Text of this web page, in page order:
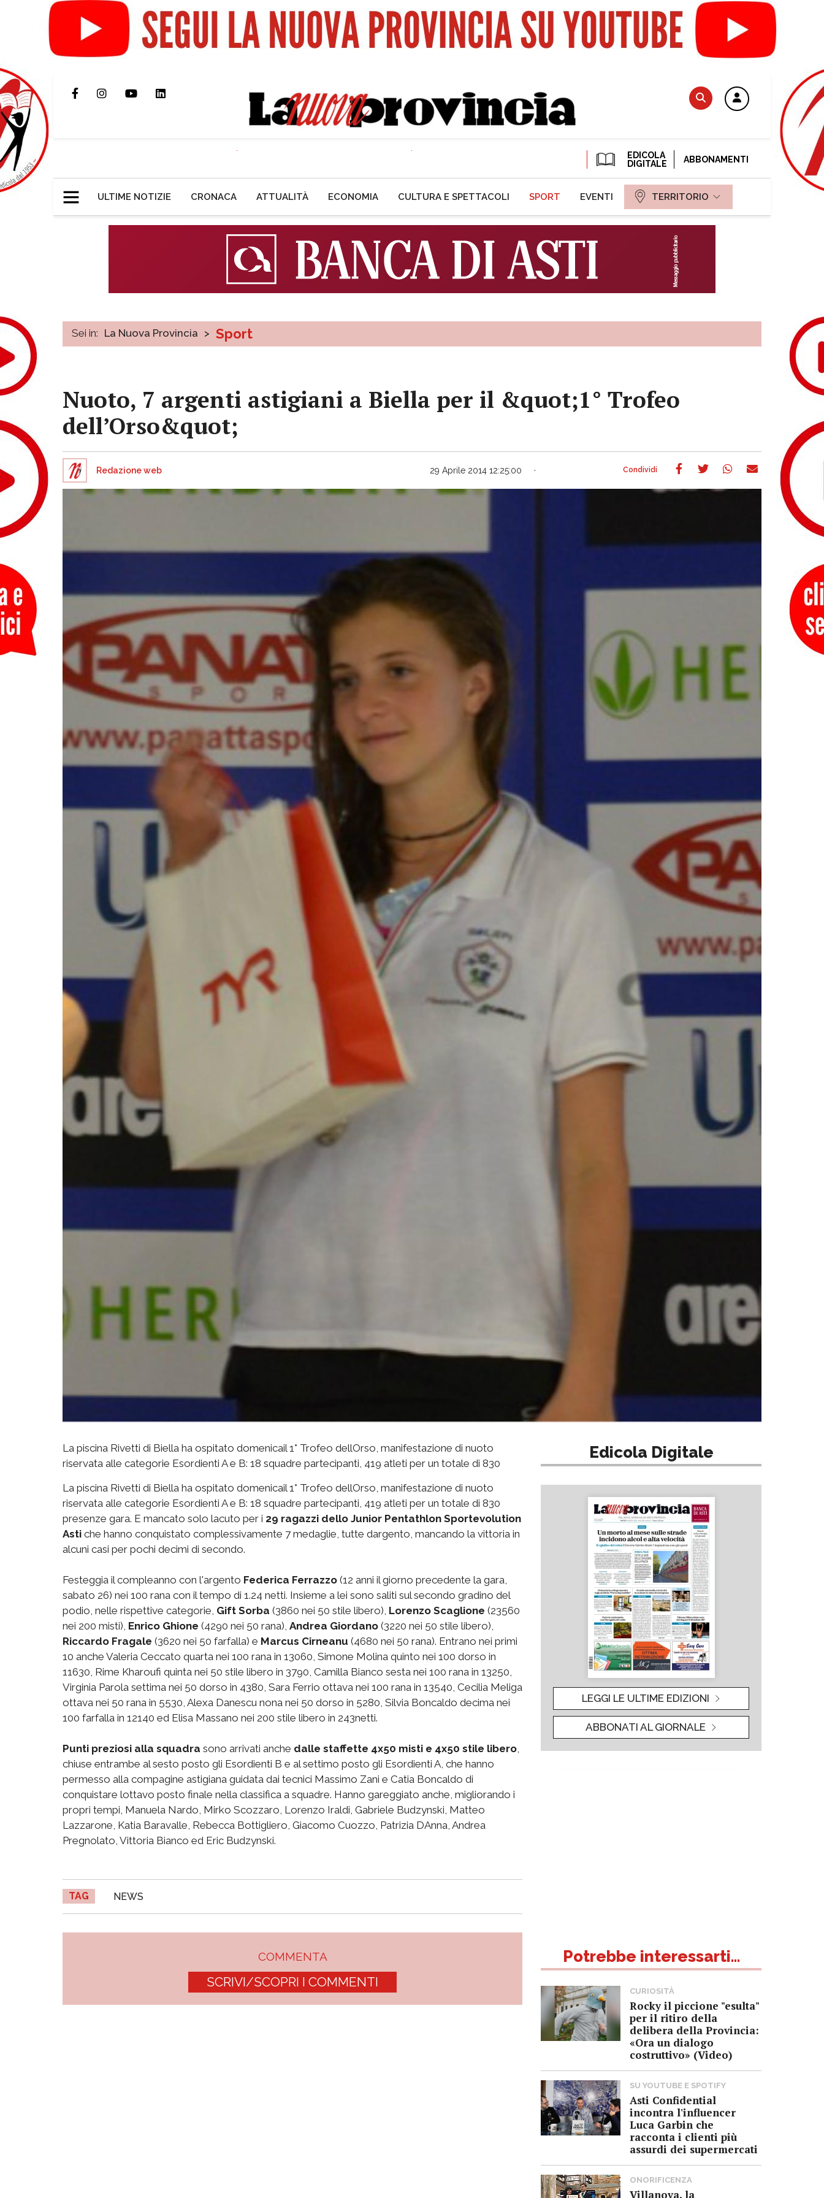
EDICOLA
DIGITALE
ABBONAMENTI
ULTIME NOTIZIE CRONACA ATTUALITÀ ECONOMIA CULTURA E SPETTACOLI SPORT EVENTI TERRITORIO
Sei in: La Nuova Provincia > Sport
Nuoto, 7 argenti astigiani a Biella per il &quot;1° Trofeo
dell’Orso&quot;
Redazione web 29 Aprile 2014 12:25:00
La piscina Rivetti di Biella ha ospitato domenicail 1° Trofeo dellOrso, manifestazione di nuoto
riservata alle categorie Esordienti A e B: 18 squadre partecipanti, 419 atleti per un totale di 830
La piscina Rivetti di Biella ha ospitato domenicail 1° Trofeo dellOrso, manifestazione di nuoto
riservata alle categorie Esordienti A e B: 18 squadre partecipanti, 419 atleti per un totale di 830
presenze gara. E mancato solo lacuto per i 29 ragazzi dello Junior Pentathlon Sportevolution
Asti che hanno conquistato complessivamente 7 medaglie, tutte dargento, mancando la vittoria in
alcuni casi per pochi decimi di secondo.
Festeggia il compleanno con l'argento Federica Ferrazzo (12 anni il giorno precedente la gara,
sabato 26) nei 100 rana con il tempo di 1.24 netti. Insieme a lei sono saliti sul secondo gradino del
podio, nelle rispettive categorie, Gift Sorba (3860 nei 50 stile libero), Lorenzo Scaglione (23560
nei 200 misti), Enrico Ghione (4290 nei 50 rana), Andrea Giordano (3220 nei 50 stile libero),
Riccardo Fragale (3620 nei 50 farfalla) e Marcus Cirneanu (4680 nei 50 rana). Entrano nei primi
10 anche Valeria Ceccato quarta nei 100 rana in 13060, Simone Molina quinto nei 100 dorso in
11630, Rime Kharoufi quinta nei 50 stile libero in 3790, Camilla Bianco sesta nei 100 rana in 13250,
Virginia Parola settima nei 50 dorso in 4380, Sara Ferrio ottava nei 100 rana in 13540, Cecilia Meliga
ottava nei 50 rana in 5530, Alexa Danescu nona nei 50 dorso in 5280, Silvia Boncaldo decima nei
100 farfalla in 12140 ed Elisa Massano nei 200 stile libero in 243netti.
Punti preziosi alla squadra sono arrivati anche dalle staffette 4x50 misti e 4x50 stile libero
chiuse entrambe al sesto posto gli Esordienti B e al settimo posto gli Esordienti A, che hanno
permesso alla compagine astigiana guidata dai tecnici Massimo Zani e Catia Boncaldo di
conquistare lottavo posto finale nella classifica a squadre. Hanno gareggiato anche, migliorando i
propri tempi, Manuela Nardo, Mirko Scozzaro, Lorenzo Iraldi, Gabriele Budzynski, Matteo
Lazzarone, Katia Baravalle, Rebecca Bottigliero, Giacomo Cuozzo, Patrizia DAnna, Andrea
Pregnolato, Vittoria Bianco ed Eric Budzynski.
TAG NEWS
COMMENTA
SCRIVI/SCOPRI I COMMENTI
Edicola Digitale
LEGGI LE ULTIME EDIZIONI
ABBONATI AL GIORNALE
Potrebbe interessarti...
CURIOSITÀ
Rocky il piccione "esulta"
per il ritiro della
delibera della Provincia:
«Ora un dialogo
costruttivo» (Video)
SU YOUTUBE E SPOTIFY
Asti Confidential
incontra l'influencer
Luca Garbin che
racconta i clienti più
assurdi dei supermercati
ONORIFICENZA
Villanova, la